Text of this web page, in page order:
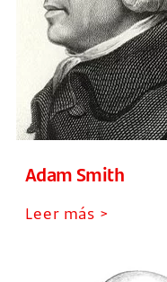
Adam Smith
Leer más >